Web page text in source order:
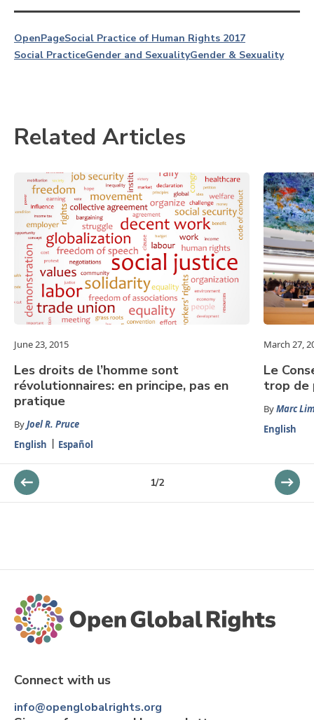
OpenPageSocial Practice of Human Rights 2017
Social PracticeGender and SexualityGender & Sexuality
Related Articles
June 23, 2015
Les droits de l’homme sont
révolutionnaires: en principe, pas en
pratique
ByJoel R. Pruce
English
Español
March 27,
Le
trop de
ByMarc
English
1/2
Connect with us
info@openglobalrights.org